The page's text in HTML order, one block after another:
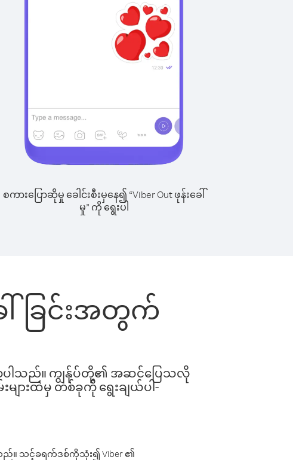
စကားပြောဆိုမှု ခေါင်းစီးမှနေ၍ “Viber Out ဖုန်းခေါ်
မှု” ကို ရွေးပါ
ါ်ခြင်းအတွက်
စေပါသည်။ ကျွန်ုပ်တို့၏ အဆင်ပြေသလို
ျားထဲမှ တစ်ခုကို ရွေးချယ်ပါ-
။ သင့်ခရက်ဒစ်ကိုသုံး၍ Viber ၏